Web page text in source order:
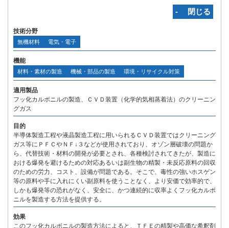
‐ 閉じる
技術分野
無機材料 電気・電子
機能
材料・素材の製造 機械・部品の製造 環境・リサイクル対策
適用製品
フッ化カルボニルの製造、ＣＶＤ装置（化学的気相蒸着法）のクリーニン
グガス
目的
半導体製造工程や液晶製造工程に用いられるＣＶＤ装置ではクリーニング
ガス等にＰＦＣやＮＦ↓３などが使用されており、オゾン層破壊の問題か
ら、代替技術・材料の開発が必要とされ、各種検討されてきたが、製造に
おける爆発を避けるための対応あるいは副生物の精製・未反応原料の回収
のための労力、コスト、設備が問題である。そこで、毒性の強いホスゲン
等の原料や手に入れにくい副原料を使うことなく、より安価で効率的で、
しかも爆発等の恐れがなく、安全に、かつ連続的に収率よくフッ化カルボ
ニルを製造する方法を提供する。
効果
このフッ化カルボニルの製造方法によると、ＴＦＥの精製や高価な希釈剤